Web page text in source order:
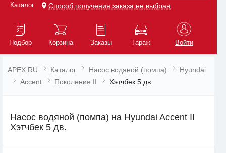
Каталог
Способ получения заказа не выбран
Подбор Корзина Заказы Гараж Войти
APEX.RU Каталог Насос водяной (помпа)
Hyundai
Accent
Поколение II Хэтчбек 5 дв.
Насос водяной (помпа) на Hyundai Accent II
Хэтчбек 5 дв.